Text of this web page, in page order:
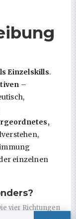
Einzelskills.
–
einzelnen
vier Richtungen